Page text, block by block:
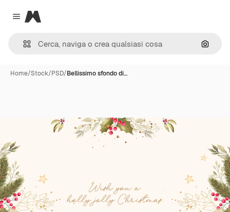
Close menu
Magnific
Cerca
Home/Stock/PSD/Bellissimo sfondo di…